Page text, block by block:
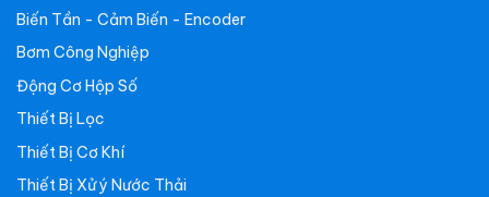
Biến Tần - Cảm Biến - Encoder
Bơm Công Nghiệp
Động Cơ Hộp Số
Thiết Bị Lọc
Thiết Bị Cơ Khí
Thiết Bị Xử ý Nước Thải